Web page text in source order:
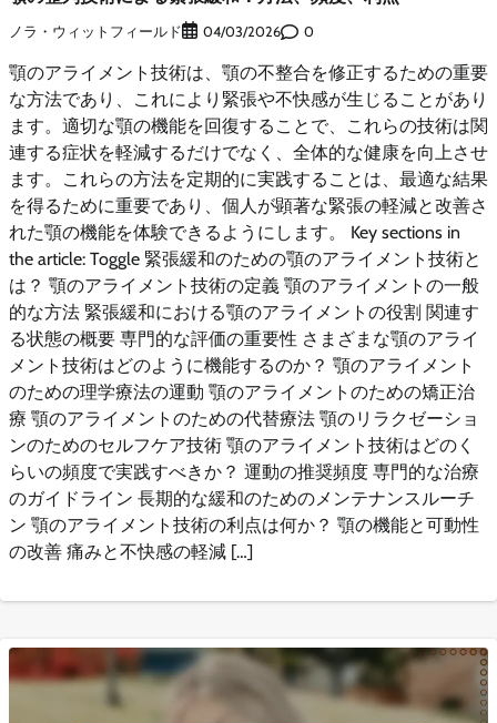
ノラ・ウィットフィールド 04/03/2026 0
顎のアライメント技術は、顎の不整合を修正するための重要
な方法であり、これにより緊張や不快感が生じることがあり
ます。適切な顎の機能を回復することで、これらの技術は関
連する症状を軽減するだけでなく、全体的な健康を向上させ
ます。これらの方法を定期的に実践することは、最適な結果
を得るために重要であり、個人が顕著な緊張の軽減と改善さ
れた顎の機能を体験できるようにします。 Key sections in
the article: Toggle 緊張緩和のための顎のアライメント技術と
は？ 顎のアライメント技術の定義 顎のアライメントの一般
的な方法 緊張緩和における顎のアライメントの役割 関連す
る状態の概要 専門的な評価の重要性 さまざまな顎のアライ
メント技術はどのように機能するのか？ 顎のアライメント
のための理学療法の運動 顎のアライメントのための矯正治
療 顎のアライメントのための代替療法 顎のリラクゼーショ
ンのためのセルフケア技術 顎のアライメント技術はどのく
らいの頻度で実践すべきか？ 運動の推奨頻度 専門的な治療
のガイドライン 長期的な緩和のためのメンテナンスルーチ
ン 顎のアライメント技術の利点は何か？ 顎の機能と可動性
の改善 痛みと不快感の軽減 […]